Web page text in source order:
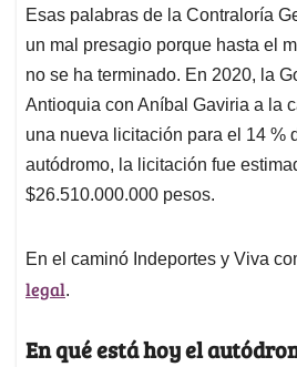
Esas palabras de la Contraloría
un mal presagio porque hasta el
no se ha terminado. En 2020, la
Antioquia con Aníbal Gaviria a la
una nueva licitación para el 14 %
autódromo, la licitación fue
$26.510.000.000 pesos.
En el caminó Indeportes y Viva
legal.
En qué está hoy el